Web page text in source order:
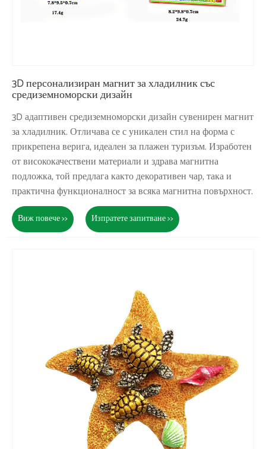
3D персонализиран магнит за хладилник със
средиземноморски дизайн
3D адаптивен средиземноморски дизайн сувенирен магнит
за хладилник. Отличава се с уникален стил на форма с
прикрепена верига, идеален за плажен туризъм. Изработен
от висококачествени материали и здрава магнитна
подложка, той предлага както декоративен чар, така и
практична функционалност за всяка магнитна повърхност.
Виж повече >> Изпратете запитване >>